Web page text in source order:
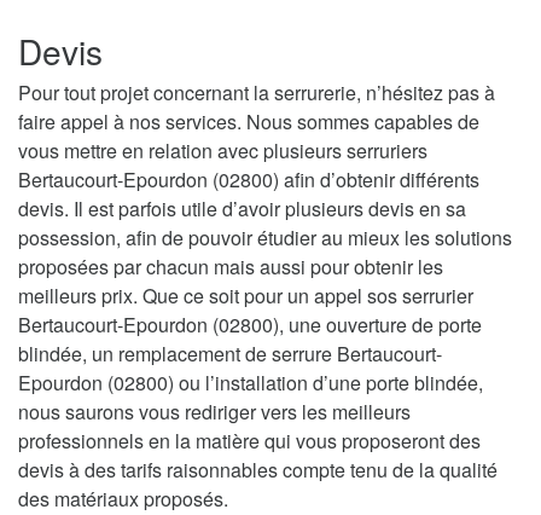
Devis
Pour tout projet concernant la serrurerie, n’hésitez pas à
faire appel à nos services. Nous sommes capables de
vous mettre en relation avec plusieurs serruriers
Bertaucourt-Epourdon (02800) afin d’obtenir différents
devis. Il est parfois utile d’avoir plusieurs devis en sa
possession, afin de pouvoir étudier au mieux les solutions
proposées par chacun mais aussi pour obtenir les
meilleurs prix. Que ce soit pour un appel sos serrurier
Bertaucourt-Epourdon (02800), une ouverture de porte
blindée, un remplacement de serrure Bertaucourt-
Epourdon (02800) ou l’installation d’une porte blindée,
nous saurons vous rediriger vers les meilleurs
professionnels en la matière qui vous proposeront des
devis à des tarifs raisonnables compte tenu de la qualité
des matériaux proposés.